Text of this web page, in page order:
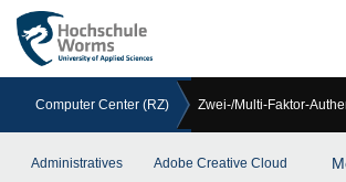
Computer Center (RZ) Zwei-/Multi-Faktor-
Administratives Adobe Creative Cloud